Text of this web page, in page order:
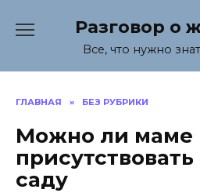
содержанию
Разговор о
Все, что нужно
ГЛАВНАЯ » БЕЗ РУБРИКИ
Можно ли маме
саду